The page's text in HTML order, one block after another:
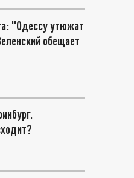
"Одессу утюжат
обещает